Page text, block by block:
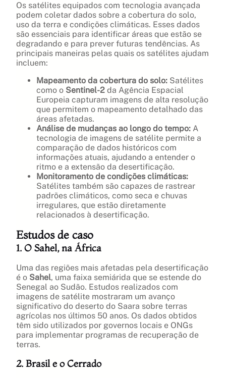
Os satélites equipados com tecnologia avançada
podem coletar dados sobre a cobertura do solo,
uso da terra e condições climáticas. Esses dados
são essenciais para identificar áreas que estão se
degradando e para prever futuras tendências. As
principais maneiras pelas quais os satélites ajudam
incluem:
Mapeamento da cobertura do solo: Satélites
como o Sentinel-2 da Agência Espacial
Europeia capturam imagens de alta resolução
que permitem o mapeamento detalhado das
áreas afetadas.
Análise de mudanças ao longo do tempo: A
tecnologia de imagens de satélite permite a
comparação de dados históricos com
informações atuais, ajudando a entender o
ritmo e a extensão da desertificação.
Monitoramento de condições climáticas:
Satélites também são capazes de rastrear
padrões climáticos, como seca e chuvas
irregulares, que estão diretamente
relacionados à desertificação.
Estudos de caso
1. O Sahel, na África
Uma das regiões mais afetadas pela desertificação
é o Sahel, uma faixa semiárida que se estende do
Senegal ao Sudão. Estudos realizados com
imagens de satélite mostraram um avanço
significativo do deserto do Saara sobre terras
agrícolas nos últimos 50 anos. Os dados obtidos
têm sido utilizados por governos locais e ONGs
para implementar programas de recuperação de
terras.
2. Brasil e o Cerrado